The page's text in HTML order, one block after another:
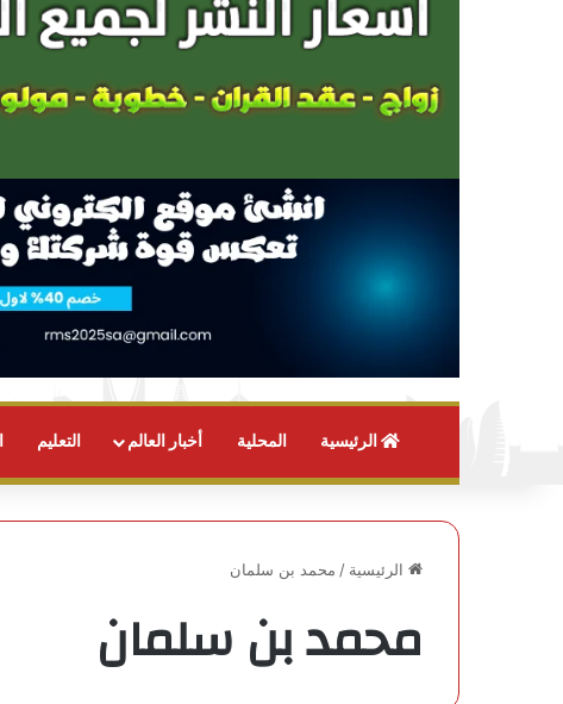
الرئيسية المحلية أخبار العالم التعليم
الرئيسية / محمد بن سلمان
محمد بن سلمان